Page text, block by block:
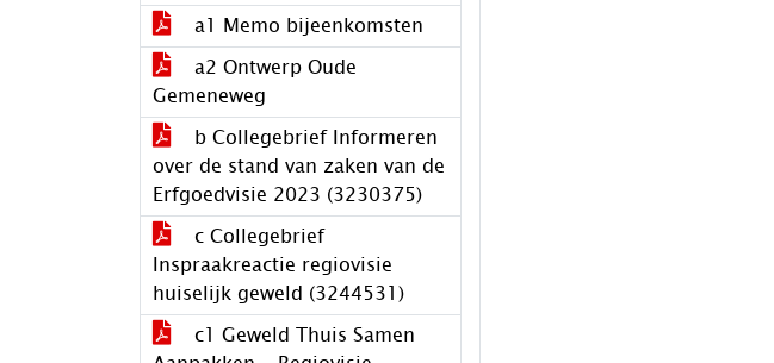
a1 Memo bijeenkomsten
a2 Ontwerp Oude
Gemeneweg
b Collegebrief Informeren
over de stand van zaken van de
Erfgoedvisie 2023 (3230375)
c Collegebrief
Inspraakreactie regiovisie
huiselijk geweld (3244531)
c1 Geweld Thuis Samen